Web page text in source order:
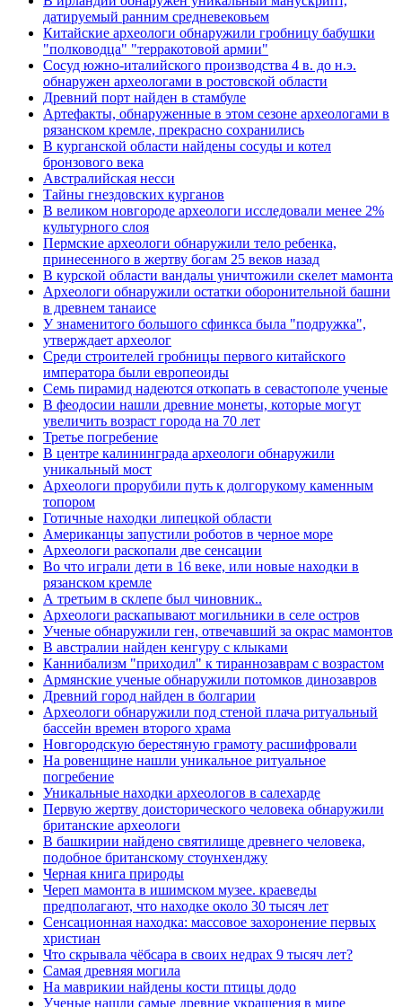
датируемый ранним средневековьем
Китайские археологи обнаружили гробницу бабушки
"полководца" "терракотовой армии"
Сосуд южно-италийского производства 4 в. до н.э.
обнаружен археологами в ростовской области
Древний порт найден в стамбуле
Артефакты, обнаруженные в этом сезоне археологами в
рязанском кремле, прекрасно сохранились
В курганской области найдены сосуды и котел
бронзового века
Австралийская несси
Тайны гнездовских курганов
В великом новгороде археологи исследовали менее 2%
культурного слоя
Пермские археологи обнаружили тело ребенка,
принесенного в жертву богам 25 веков назад
В курской области вандалы уничтожили скелет мамонта
Археологи обнаружили остатки оборонительной башни
в древнем танаисе
У знаменитого большого сфинкса была "подружка",
утверждает археолог
Среди строителей гробницы первого китайского
императора были европеоиды
Семь пирамид надеются откопать в севастополе ученые
В феодосии нашли древние монеты, которые могут
увеличить возраст города на 70 лет
Третье погребение
В центре калининграда археологи обнаружили
уникальный мост
Археологи прорубили путь к долгорукому каменным
топором
Готичные находки липецкой области
Американцы запустили роботов в черное море
Археологи раскопали две сенсации
Во что играли дети в 16 веке, или новые находки в
рязанском кремле
А третьим в склепе был чиновник..
Археологи раскапывают могильники в селе остров
Ученые обнаружили ген, отвечавший за окрас мамонтов
В австралии найден кенгуру с клыками
Каннибализм "приходил" к тираннозаврам с возрастом
Армянские ученые обнаружили потомков динозавров
Древний город найден в болгарии
Археологи обнаружили под стеной плача ритуальный
бассейн времен второго храма
Новгородскую берестяную грамоту расшифровали
На ровенщине нашли уникальное ритуальное
погребение
Уникальные находки археологов в салехарде
Первую жертву доисторического человека обнаружили
британские археологи
В башкирии найдено святилище древнего человека,
подобное британскому стоунхенджу
Черная книга природы
Череп мамонта в ишимском музее. краеведы
предполагают, что находке около 30 тысяч лет
Сенсационная находка: массовое захоронение первых
христиан
Что скрывала чёбсара в своих недрах 9 тысяч лет?
Самая древняя могила
На маврикии найдены кости птицы додо
Ученые нашли самые древние украшения в мире